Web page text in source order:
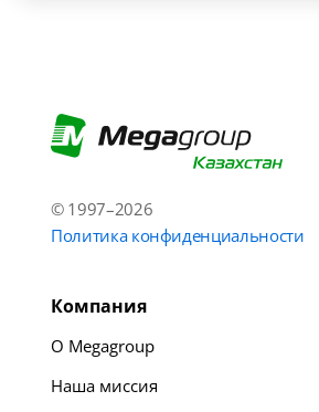
© 1997–2026
Политика конфиденциальности
Компания
О Megagroup
Наша миссия